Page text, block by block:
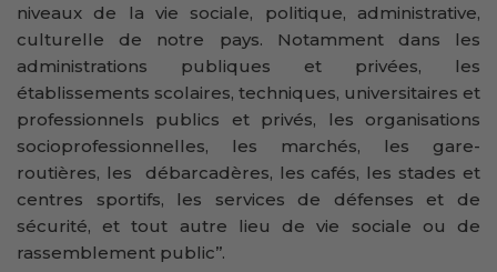
niveaux de la vie sociale, politique, administrative,
culturelle de notre pays. Notamment dans les
administrations publiques et privées, les
établissements scolaires, techniques, universitaires et
professionnels publics et privés, les organisations
socioprofessionnelles, les marchés, les gare-
routières, les débarcadères, les cafés, les stades et
centres sportifs, les services de défenses et de
sécurité, et tout autre lieu de vie sociale ou de
rassemblement public’’.